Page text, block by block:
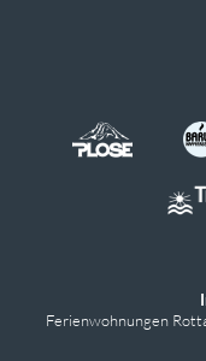
Ferienwohnungen